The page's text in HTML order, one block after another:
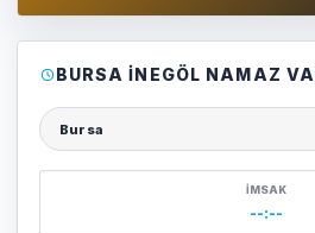
BURSA İNEGÖL NAMAZ
Şehir seçin
İMSAK
--:--